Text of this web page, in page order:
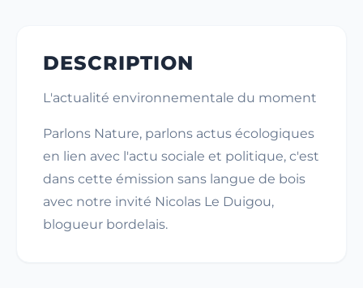
DESCRIPTION
L'actualité environnementale du moment
Parlons Nature, parlons actus écologiques
en lien avec l'actu sociale et politique, c'est
dans cette émission sans langue de bois
avec notre invité Nicolas Le Duigou,
blogueur bordelais.